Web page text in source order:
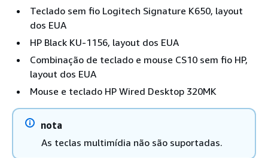
Teclado sem fio Logitech Signature K650, layout
dos EUA
HP Black KU-1156, layout dos EUA
Combinação de teclado e mouse CS10 sem fio HP,
layout dos EUA
Mouse e teclado HP Wired Desktop 320MK
nota
As teclas multimídia não são suportadas.